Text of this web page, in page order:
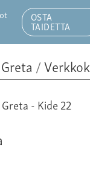
OSTA
TAIDETTA
/